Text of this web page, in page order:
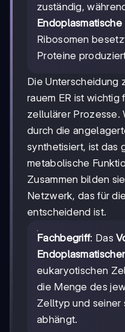
zuständig,
Endoplasmatische
Ribosomen
Proteine
Die Unterscheidung
rauem ER ist wichtig
zellulärer Prozesse.
durch die
synthetisiert, ist das
metabolische
Zusammen bilden
Netzwerk, das für
entscheidend ist.
Fachbegriff: Das
eukaryotischen
die Menge des
Zelltyp und seiner
abhängt.